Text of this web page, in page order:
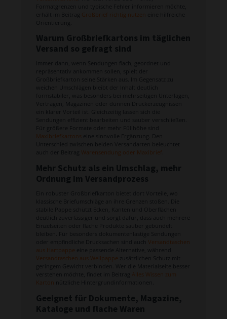
Formatgrenzen und typische Fehler informieren möchte,
erhält im Beitrag Großbrief richtig nutzen eine hilfreiche
Orientierung.
Warum Großbriefkartons im täglichen
Versand so gefragt sind
Immer dann, wenn Sendungen flach, geordnet und
repräsentativ ankommen sollen, spielt der
Großbriefkarton seine Stärken aus. Im Gegensatz zu
weichen Umschlägen bleibt der Inhalt deutlich
formstabiler, was besonders bei mehrseitigen Unterlagen,
Verträgen, Magazinen oder dünnen Druckerzeugnissen
ein klarer Vorteil ist. Gleichzeitig lassen sich die
Sendungen effizient bearbeiten und sauber verschließen.
Für größere Formate oder mehr Füllhöhe sind
Maxibriefkartons
eine sinnvolle Ergänzung. Den
Unterschied zwischen beiden Versandarten beleuchtet
auch der Beitrag Warensendung oder Maxibrief
Mehr Schutz als ein Umschlag, mehr
Ordnung im Versandprozess
Ein robuster Großbriefkarton bietet dort Vorteile, wo
klassische Briefumschläge an ihre Grenzen stoßen. Die
stabile Pappe schützt Ecken, Kanten und Oberflächen
deutlich zuverlässiger und sorgt dafür, dass auch mehrere
Einzelseiten oder flache Produkte sauber gebündelt
bleiben. Für besonders dokumentenlastige Sendungen
oder empfindliche Drucksachen sind auch Versandtaschen
aus Hartpappe eine passende Alternative, während
Versandtaschen aus Wellpappe zusätzlichen Schutz mit
geringem Gewicht verbinden. Wer die Materialseite besser
verstehen möchte, findet im Beitrag Alles Wissen zum
Karton nützliche Hintergrundinformationen.
Geeignet für Dokumente, Magazine,
Kataloge und flache Waren